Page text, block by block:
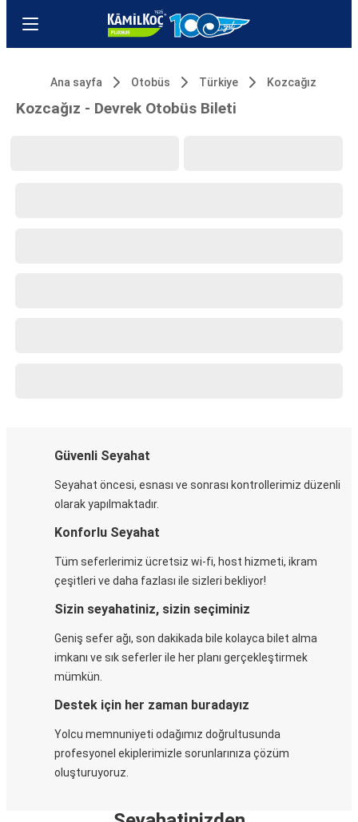
Ana sayfa Otobüs Türkiye Kozcağız
Kozcağız - Devrek Otobüs Bileti
Güvenli Seyahat
Seyahat öncesi, esnası ve sonrası kontrollerimiz düzenli
olarak yapılmaktadır.
Konforlu Seyahat
Tüm seferlerimiz ücretsiz wi-fi, host hizmeti, ikram
çeşitleri ve daha fazlası ile sizleri bekliyor!
Sizin seyahatiniz, sizin seçiminiz
Geniş sefer ağı, son dakikada bile kolayca bilet alma
imkanı ve sık seferler ile her planı gerçekleştirmek
mümkün.
Destek için her zaman buradayız
Yolcu memnuniyeti odağımız doğrultusunda
profesyonel ekiplerimizle sorunlarınıza çözüm
oluşturuyoruz.